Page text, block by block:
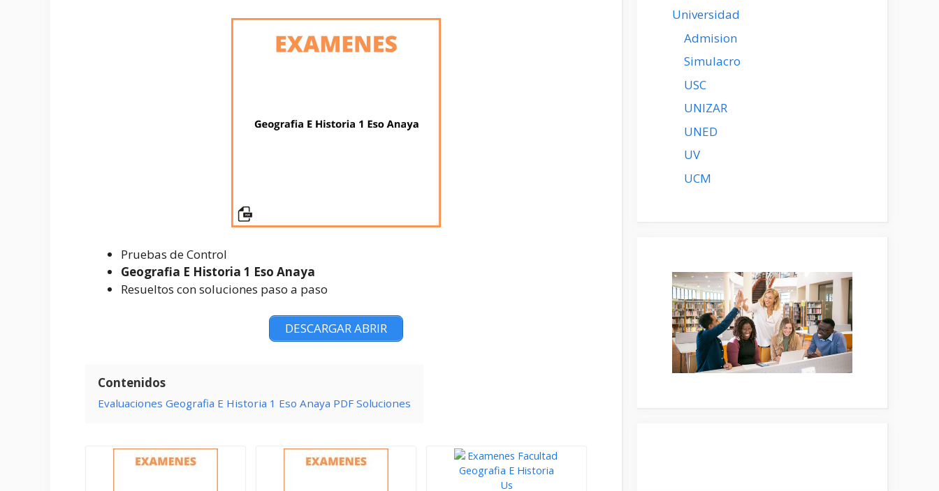
Pruebas de Control
Geografia E Historia 1 Eso Anaya
Resueltos con soluciones paso a paso
DESCARGAR ABRIR
Contenidos
Evaluaciones Geografia E Historia 1 Eso Anaya PDF Soluciones
Universidad
Admision
Simulacro
USC
UNIZAR
UNED
UV
UCM